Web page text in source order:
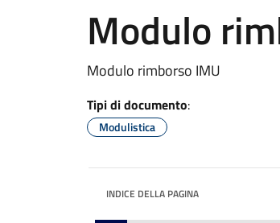
Modulo
Modulo rimborso IMU
Tipi di documento:
Modulistica
INDICE DELLA PAGINA